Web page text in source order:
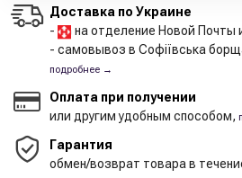
Доставка по Украине
-
на отделение Новой Почты
- самовывоз в Софіївська
подробнее →
Оплата при получении
или другим удобным способом,
Гарантия
обмен/возврат товара в